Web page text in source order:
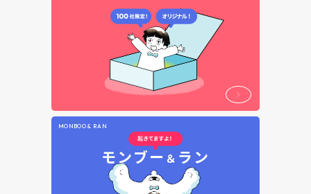
MONBOO & RAN
モンブー ＆ ラン